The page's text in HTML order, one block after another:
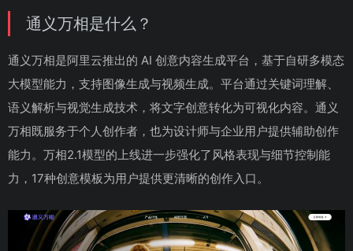
通义万相是什么？
通义万相是阿里云推出的 AI 创意内容生成平台，基于自研多模态
大模型能力，支持图像生成与视频生成。平台通过关键词理解、
语义解析与视觉生成技术，将文字创意转化为可视化内容。通义
万相既服务于个人创作者，也为设计师与企业用户提供辅助创作
能力。万相2.1模型的上线进一步强化了风格表现与细节控制能
力，17种创意模板为用户提供更清晰的创作入口。